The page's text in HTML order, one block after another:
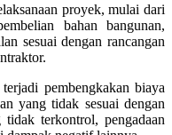
proyek, mulai dari
bahan bangunan,
sesuai dengan rancangan
pembengkakan biaya
yang tidak sesuai dengan
terkontrol, pengadaan